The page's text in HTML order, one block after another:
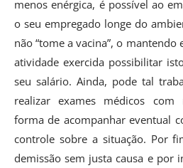
menos enérgica, é possível ao
o seu empregado longe do
não “tome a vacina”, o mantendo
atividade exercida possibilitar
seu salário. Ainda, pode tal
realizar exames médicos com
forma de acompanhar eventual
controle sobre a situação. Por
demissão sem justa causa e por